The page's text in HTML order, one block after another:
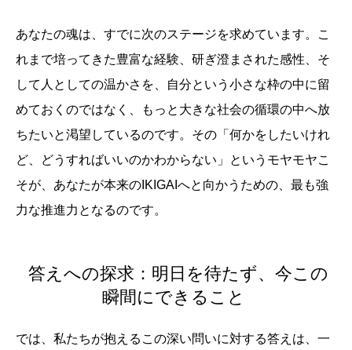
あなたの魂は、すでに次のステージを求めています。こ
れまで培ってきた豊富な経験、研ぎ澄まされた感性、そ
して人としての温かさを、自分という小さな枠の中に留
めておくのではなく、もっと大きな社会の循環の中へ放
ちたいと渇望しているのです。その「何かをしたいけれ
ど、どうすればいいのかわからない」というモヤモヤこ
そが、あなたが本来のIKIGAIへと向かうための、最も強
力な推進力となるのです。
答えへの探求：明日を待たず、今この
瞬間にできること
では、私たちが抱えるこの深い問いに対する答えは、一